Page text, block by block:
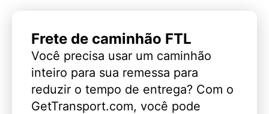
Frete de caminhão FTL
Você precisa usar um caminhão
inteiro para sua remessa para
reduzir o tempo de entrega? Com o
GetTransport.com, você pode